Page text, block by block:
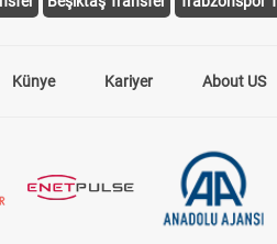
Künye Kariyer About US